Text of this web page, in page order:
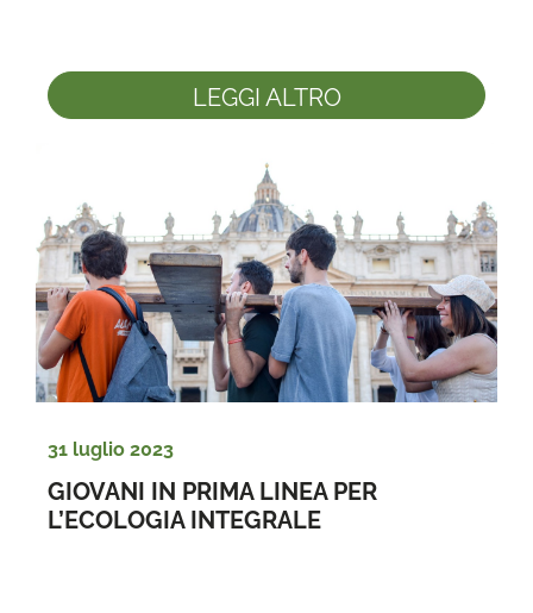
LEGGI ALTRO
31 luglio 2023
GIOVANI IN PRIMA LINEA PER
L’ECOLOGIA INTEGRALE